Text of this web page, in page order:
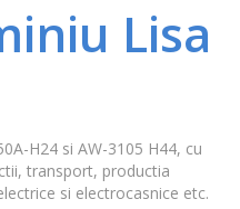
Lisa
H24 si AW-3105 H44, cu
transport, productia
si electrocasnice etc.